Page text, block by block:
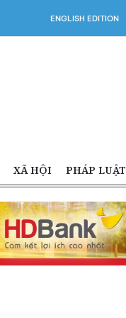
ENGLISH EDITION
XÃ HỘI PHÁP LUẬT